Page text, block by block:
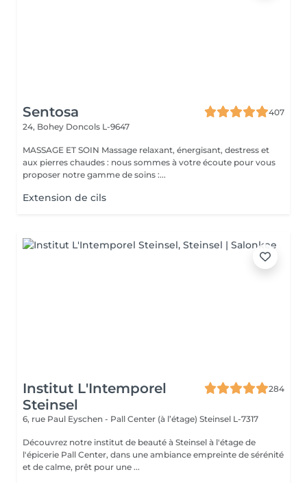
Sentosa
407
24, Bohey Doncols L-9647
MASSAGE ET SOIN Massage relaxant, énergisant, destress et
aux pierres chaudes : nous sommes à votre écoute pour vous
proposer notre gamme de soins :...
Extension de cils
Institut L'Intemporel
Steinsel
284
6, rue Paul Eyschen - Pall Center (à l’étage) Steinsel L-7317
Découvrez notre institut de beauté à Steinsel à l'étage de
l'épicerie Pall Center, dans une ambiance empreinte de sérénité
et de calme, prêt pour une ...